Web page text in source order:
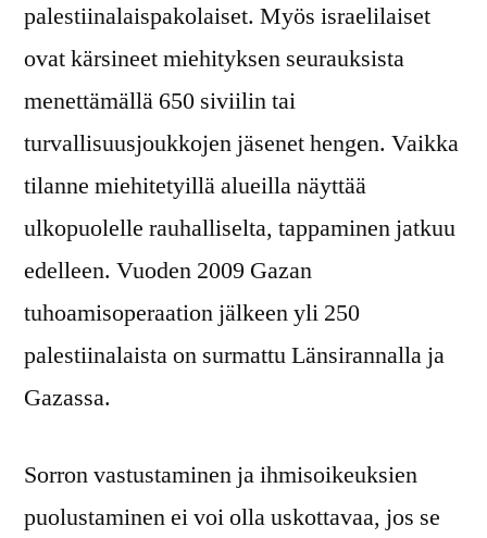
palestiinalaispakolaiset. Myös israelilaiset
ovat kärsineet miehityksen seurauksista
menettämällä 650 siviilin tai
turvallisuusjoukkojen jäsenet hengen. Vaikka
tilanne miehitetyillä alueilla näyttää
ulkopuolelle rauhalliselta, tappaminen jatkuu
edelleen. Vuoden 2009 Gazan
tuhoamisoperaation jälkeen yli 250
palestiinalaista on surmattu Länsirannalla ja
Gazassa.
Sorron vastustaminen ja ihmisoikeuksien
puolustaminen ei voi olla uskottavaa, jos se